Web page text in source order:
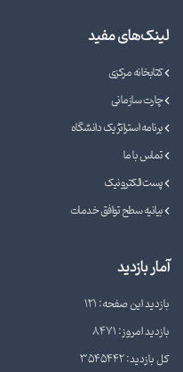
لینک‌های مفید
کتابخانه مرکزی
چارت سازمانی
برنامه استراتژیک دانشگاه
تماس با ما
پست الکترونیک
بیانیه سطح توافق خدمات
آمار بازدید
بازدید این صفحه: 121
بازدید امروز: 8471
کل بازدید: 3545442